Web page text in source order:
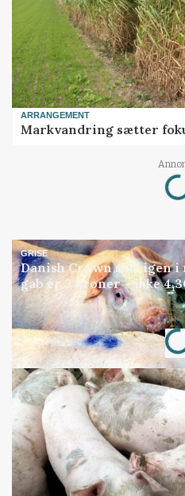
ARRANGEMENT
Markvandring sætter
GRISE
Danish Crown slår igen
gab er 3 kroner – ikke